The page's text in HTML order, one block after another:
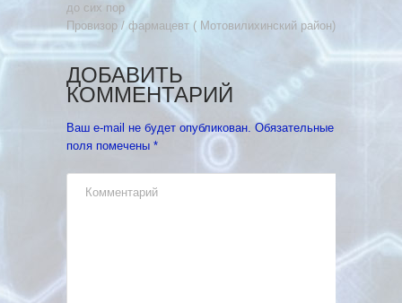
до сих пор
Провизор / фармацевт ( Мотовилихинский район)
ДОБАВИТЬ
КОММЕНТАРИЙ
Ваш e-mail не будет опубликован. Обязательные
поля помечены *
Комментарий